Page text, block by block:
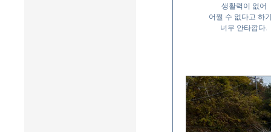
생활력이 없어
어쩔 수 없다고 하
너무 안타깝다.